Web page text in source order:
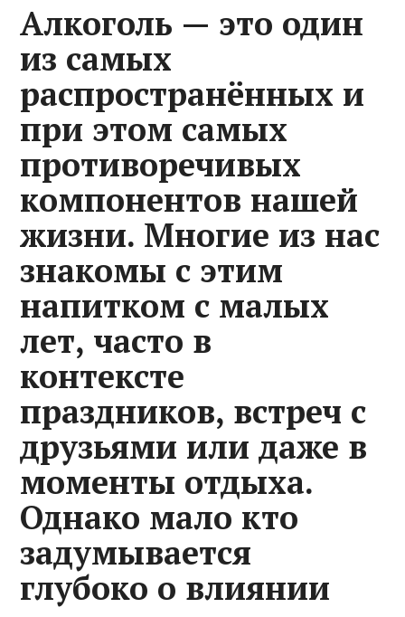
Алкоголь — это один
из самых
распространённых и
при этом самых
противоречивых
компонентов нашей
жизни. Многие из нас
знакомы с этим
напитком с малых
лет, часто в
контексте
праздников, встреч с
друзьями или даже в
моменты отдыха.
Однако мало кто
задумывается
глубоко о влиянии